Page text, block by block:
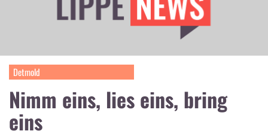
Detmold
Nimm eins, lies eins, bring
eins